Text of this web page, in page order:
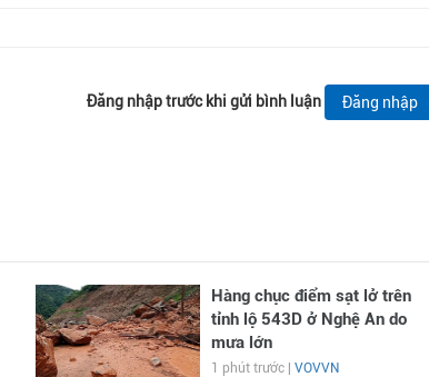
Đăng nhập trước khi gửi bình luận Đăng nhập
Hàng chục điểm sạt lở trên
tỉnh lộ 543D ở Nghệ An do
mưa lớn
1 phút trước | VOVVN